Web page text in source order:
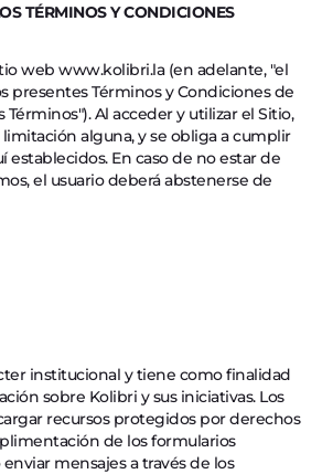
TÉRMINOS Y CONDICIONES
web www.kolibri.la (en adelante, "el
presentes Términos y Condiciones de
Términos"). Al acceder y utilizar el Sitio,
alguna, y se obliga a cumplir
establecidos. En caso de no estar de
el usuario deberá abstenerse de
institucional y tiene como finalidad
sobre Kolibri y sus iniciativas. Los
recursos protegidos por derechos
de los formularios
mensajes a través de los